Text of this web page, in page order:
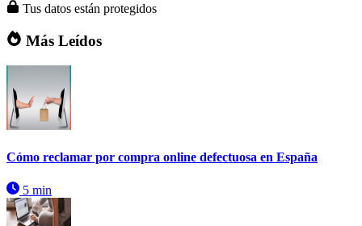
Tus datos están protegidos
Más Leídos
Cómo reclamar por compra online defectuosa en España
5 min